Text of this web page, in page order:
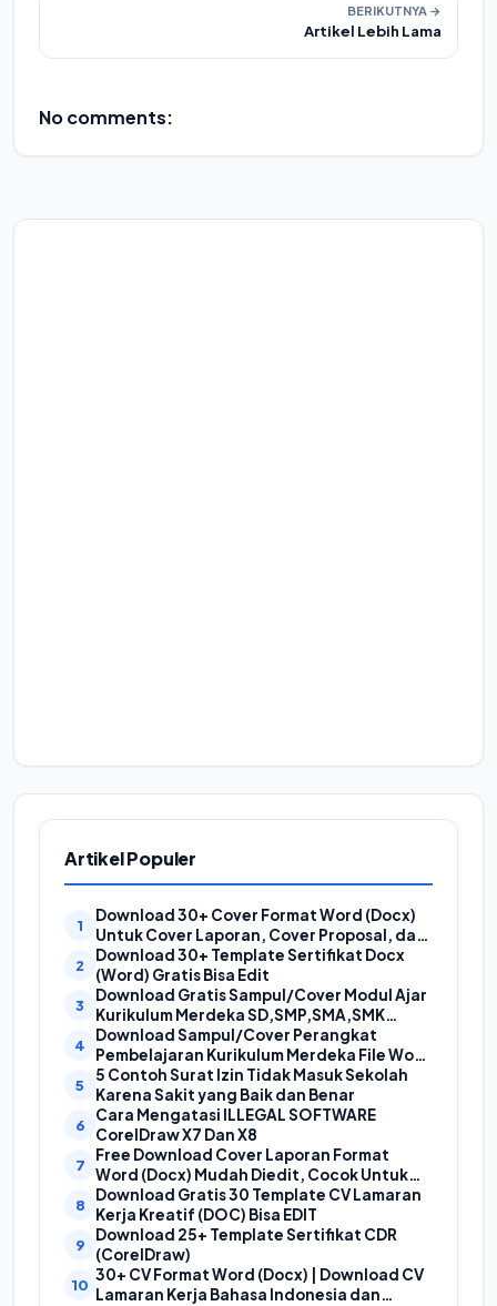
BERIKUTNYA →
Artikel Lebih Lama
No comments:
Artikel Populer
Download 30+ Cover Format Word (Docx)
Untuk Cover Laporan, Cover Proposal, dan
Cover Makalah
Download 30+ Template Sertifikat Docx
(Word) Gratis Bisa Edit
Download Gratis Sampul/Cover Modul Ajar
Kurikulum Merdeka SD,SMP,SMA,SMK
Format Doc (Ms Word)
Download Sampul/Cover Perangkat
Pembelajaran Kurikulum Merdeka File Word
(Doc) | Contoh Cover Kurikum Merdeka
5 Contoh Surat Izin Tidak Masuk Sekolah
Karena Sakit yang Baik dan Benar
Cara Mengatasi ILLEGAL SOFTWARE
CorelDraw X7 Dan X8
Free Download Cover Laporan Format
Word (Docx) Mudah Diedit, Cocok Untuk
Cover Laporan Kegiatan, Makalah Dan
Proposal
Download Gratis 30 Template CV Lamaran
Kerja Kreatif (DOC) Bisa EDIT
Download 25+ Template Sertifikat CDR
(CorelDraw)
30+ CV Format Word (Docx) | Download CV
Lamaran Kerja Bahasa Indonesia dan